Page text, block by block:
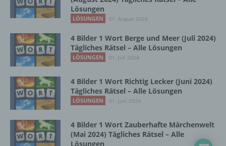
Lösungen
LÖSUNGEN 01. August 2024
4 Bilder 1 Wort Berge und Meer (Juli 2024)
Tägliches Rätsel – Alle Lösungen
LÖSUNGEN 01. Juli 2024
4 Bilder 1 Wort Richtig Lecker (Juni 2024)
Tägliches Rätsel – Alle Lösungen
LÖSUNGEN 01. Juni 2024
4 Bilder 1 Wort Zauberhafte Märchenwelt
(Mai 2024) Tägliches Rätsel – Alle
Lösungen
Verknüpfung, die Einschränkung, das
Löschen oder die Vernichtung.
d) Einschränkung der Verarbeitung
Einschränkung der Verarbeitung ist die
Markierung gespeicherter
personenbezogener Daten mit dem Ziel, ihre
künftige Verarbeitung einzuschränken.
e) Profiling